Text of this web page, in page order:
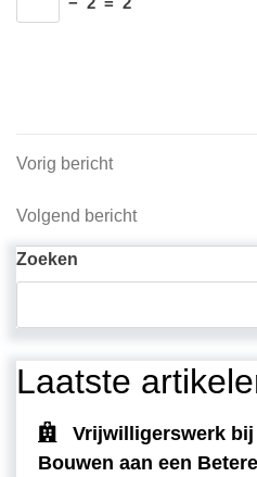
Berichtnavigatie
Vorig
Vorig bericht
Volgend
Volgend bericht
Zoeken
Laatste
Vrijwilligerswerk
Bouwen aan een